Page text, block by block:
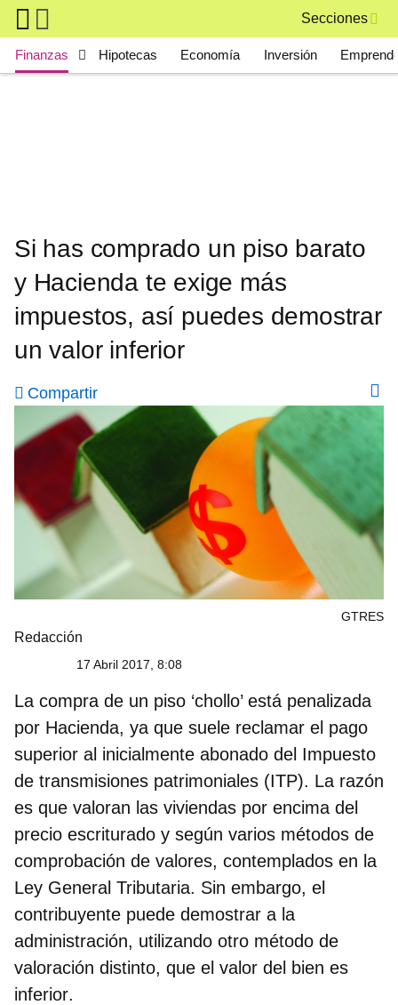
Skip to main content
Secciones
Main navigation
Finanzas Hipotecas Economía Inversión
Si has comprado un piso barato
y Hacienda te exige más
impuestos, así puedes demostrar
un valor inferior
Compartir
GTRES
Redacción
17 Abril 2017, 8:08
La compra de un piso ‘chollo’ está penalizada
por Hacienda, ya que suele reclamar el pago
superior al inicialmente abonado del Impuesto
de transmisiones patrimoniales (ITP). La razón
es que valoran las viviendas por encima del
precio escriturado y según varios métodos de
comprobación de valores, contemplados en la
Ley General Tributaria. Sin embargo, el
contribuyente puede demostrar a la
administración, utilizando otro método de
valoración distinto, que el valor del bien es
inferior.